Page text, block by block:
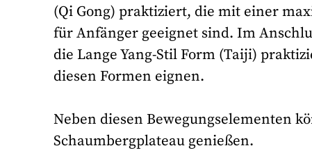
(Qi Gong) praktiziert, die mit einer
für Anfänger geeignet sind. Im
die Lange Yang-Stil Form (Taiji)
diesen Formen eignen.
Neben diesen Bewegungselementen
Schaumbergplateau genießen.